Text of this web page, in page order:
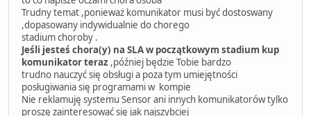
Trudny temat ,ponieważ komunikator musi być dostoswany
,dopasowany indywidualnie do chorego
stadium choroby .
Jeśli jesteś chora(y) na SLA w początkowym stadium kup
komunikator teraz ,później będzie Tobie bardzo
trudno nauczyć się obsługi a poza tym umiejętności
posługiwania się programami w kompie
Nie reklamuję systemu Sensor ani innych komunikatorów tylko
proszę zainteresować się jak najszybciej